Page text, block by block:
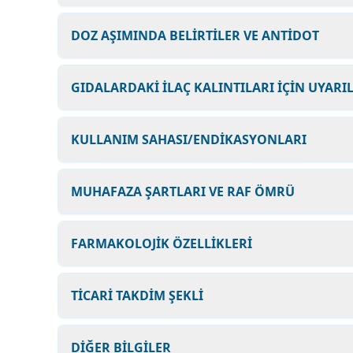
DOZ AŞIMINDA BELİRTİLER VE ANTİDOT
GIDALARDAKİ İLAÇ KALINTILARI İÇİN
KULLANIM SAHASI/ENDİKASYONLARI
MUHAFAZA ŞARTLARI VE RAF ÖMRÜ
FARMAKOLOJİK ÖZELLİKLERİ
TİCARİ TAKDİM ŞEKLİ
DİĞER BİLGİLER